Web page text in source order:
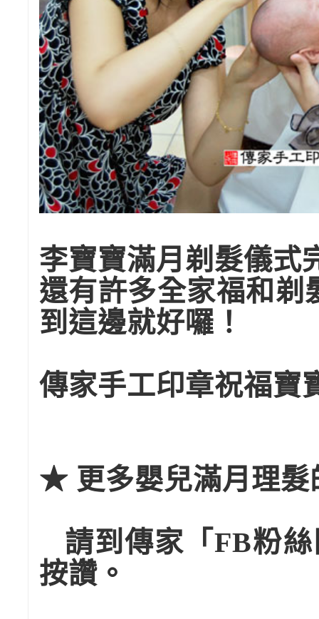
李寶寶滿月剃髮儀式
還有許多全家福和剃
到這邊就好囉！
傳家手工印章祝福寶
★ 更多嬰兒滿月理髮
請到傳家「FB粉絲
按讚。